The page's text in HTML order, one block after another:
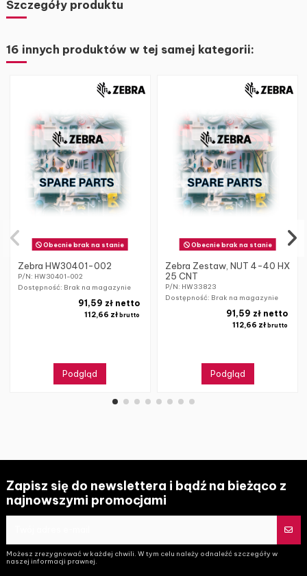
Szczegóły produktu
16 innych produktów w tej samej kategorii:
Obecnie brak na stanie
Zebra HW30401-002
P/N: HW30401-002
Dostępność: Brak na magazynie
112,66 złbrutto
91,59 zł netto
Podgląd
Obecnie brak na stanie
Zebra Zestaw, NUT 4-40 HX
25 CNT
P/N: HW33823
Dostępność: Brak na magazynie
112,66 zł brutto
91,59 zł netto
Podgląd
Zapisz się do newslettera i bądź na bieżąco z
najnowszymi promocjami
Możesz zrezygnować w każdej chwili. W tym celu należy odnaleźć szczegóły w
naszej informacji prawnej.